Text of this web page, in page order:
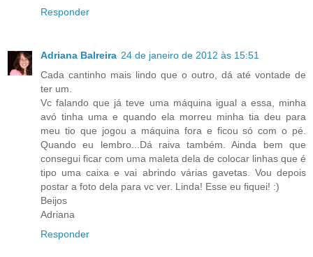
Responder
Adriana Balreira 24 de janeiro de 2012 às 15:51
Cada cantinho mais lindo que o outro, dá até vontade de
ter um.
Vc falando que já teve uma máquina igual a essa, minha
avó tinha uma e quando ela morreu minha tia deu para
meu tio que jogou a máquina fora e ficou só com o pé.
Quando eu lembro...Dá raiva também. Ainda bem que
consegui ficar com uma maleta dela de colocar linhas que é
tipo uma caixa e vai abrindo várias gavetas. Vou depois
postar a foto dela para vc ver. Linda! Esse eu fiquei! :)
Beijos
Adriana
Responder